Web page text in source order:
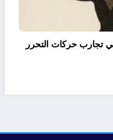
العقل النقلي لا يبدع حتى في